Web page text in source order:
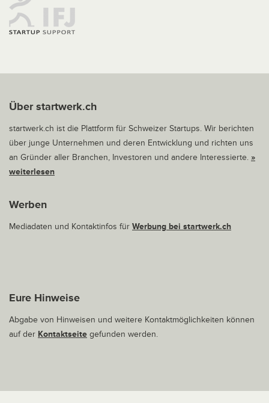
Über startwerk.ch
startwerk.ch ist die Plattform für Schweizer Startups. Wir berichten
über junge Unternehmen und deren Entwicklung und richten uns
an Gründer aller Branchen, Investoren und andere Interessierte. »
weiterlesen
Werben
Mediadaten und Kontaktinfos für Werbung bei startwerk.ch
Eure Hinweise
Abgabe von Hinweisen und weitere Kontaktmöglichkeiten können
auf der Kontaktseite gefunden werden.